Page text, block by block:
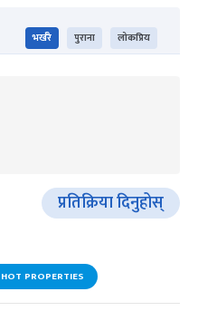
भर्खरै पुराना लोकप्रिय
प्रतिक्रिया दिनुहोस्
HOT PROPERTIES